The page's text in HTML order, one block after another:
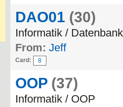
DAO01 (30)
Informatik /
From: Jeff
Card: 8
OOP (37)
Informatik / OOP